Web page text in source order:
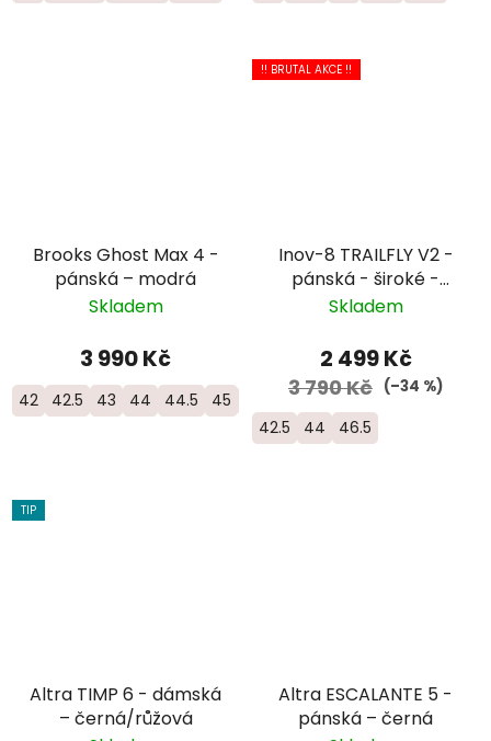
Brooks Ghost Max 4 -
pánská – modrá
Skladem
3 990 Kč
42 42.5 43 44 44.5 45 46 46.5
!! BRUTAL AKCE !!
Inov-8 TRAILFLY V2 -
pánská - široké -
modrá
Skladem
2 499 Kč
3 790 Kč (–34 %)
42.5 44 46.5
TIP
Altra TIMP 6 - dámská
– černá/růžová
Altra ESCALANTE 5 -
pánská – černá